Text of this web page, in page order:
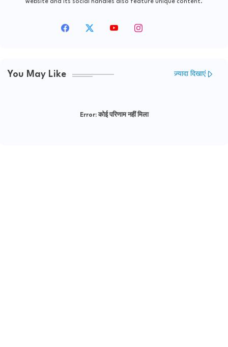
website and its social handles also feature unique content.
You May Like ज़्यादा दिखाएं
Error:कोई परिणाम नहीं मिला